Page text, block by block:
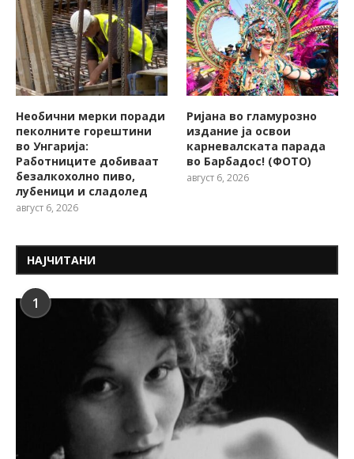
Необични мерки поради
пеколните горештини
во Унгарија:
Работниците добиваат
безалкохолно пиво,
лубеници и сладолед
август 6, 2026
Ријана во гламурозно
издание ја освои
карневалската парада
во Барбадос! (ФОТО)
август 6, 2026
НАЈЧИТАНИ
1